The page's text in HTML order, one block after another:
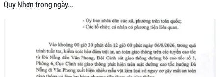
Quy Nhơn trong ngày...